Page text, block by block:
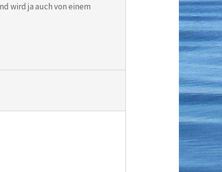
wird ja auch von einem